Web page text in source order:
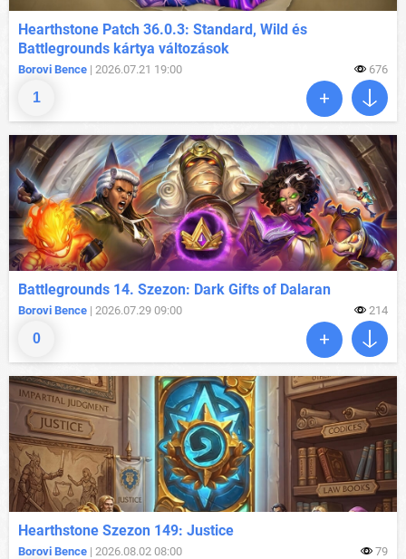
1
Hearthstone Patch 36.0.3: Standard, Wild és
Battlegrounds kártya változások
Borovi Bence | 2026.07.21 19:00 676
0
Battlegrounds 14. Szezon: Dark Gifts of Dalaran
Borovi Bence | 2026.07.29 09:00 214
Hearthstone Szezon 149: Justice
Borovi Bence | 2026.08.02 08:00 79